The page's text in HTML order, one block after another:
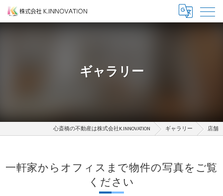
ギャラリー
心斎橋の不動産は株式会社K.INNOVATION ギャラリー 店舗
一軒家からオフィスまで物件の写真をご覧
ください